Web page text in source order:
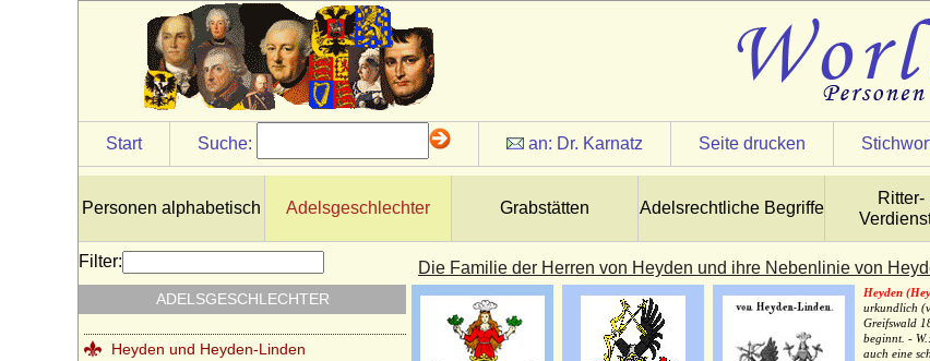
Start Suche: an: Dr. Karnatz Seite drucken
Personen alphabetisch Adelsgeschlechter Grabstätten Adelsrechtliche Begriffe
Ritter-
Die Familie der Herren von Heyden und ihre Nebenlinie von
Heyden
urkundlich
Greifswald
beginnt. -
auch eine
Filter:
ADELSGESCHLECHTER
Herren und Grafen von Zimmern
Herren und Grafen von Zutphen
Herren von Gemen
Herren von Neuffen (Herren von Niefen)
Hertzberg (Herren und Grafen von
Hertzberg)
Herzöge und Fürsten von Hohenberg
Herzöge von Lothringen aus der Familie
der Wigeriche
Heyden und Heyden-Linden